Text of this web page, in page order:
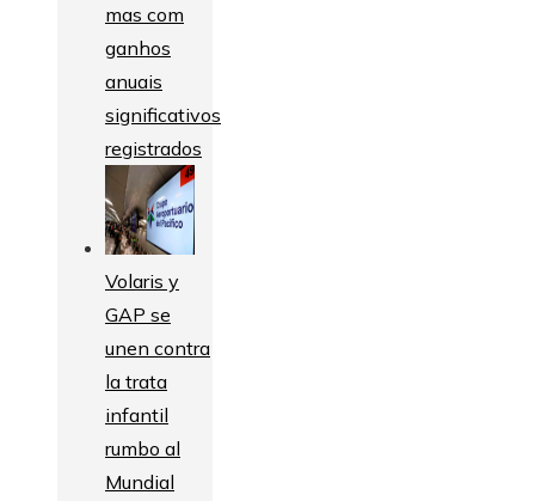
mas com
ganhos
anuais
significativos
registrados
Volaris y
GAP se
unen contra
la trata
infantil
rumbo al
Mundial